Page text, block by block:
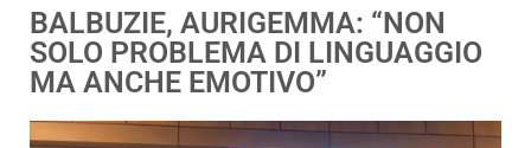
BALBUZIE, AURIGEMMA: “NON
SOLO PROBLEMA DI LINGUAGGIO
MA ANCHE EMOTIVO”